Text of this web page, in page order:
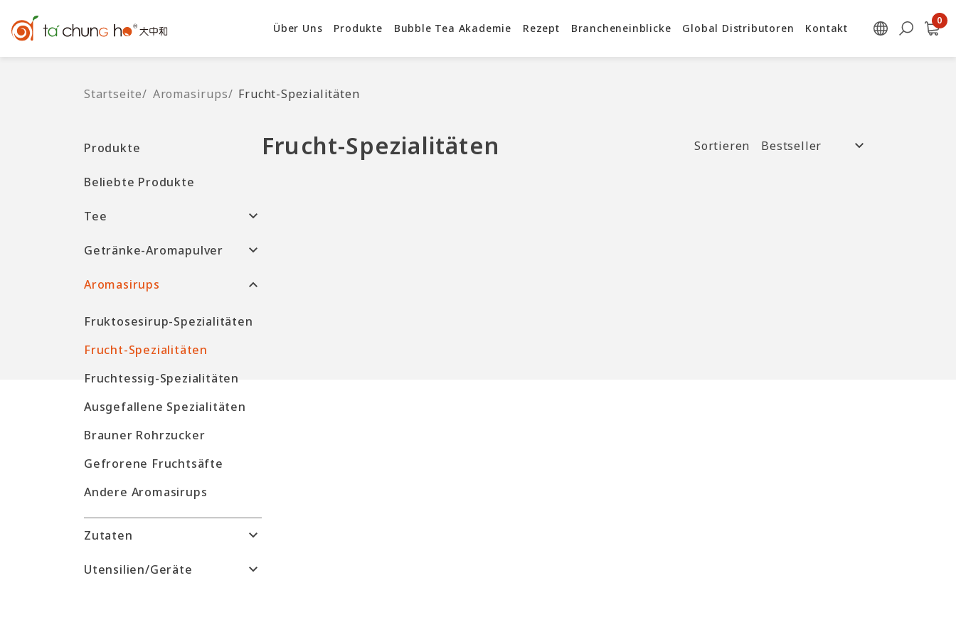
Über Uns Produkte Bubble Tea Akademie Rezept Brancheneinblicke Global Distributoren Kontakt
Startseite/ Aromasirups/ Frucht-Spezialitäten
Produkte
Beliebte Produkte
Tee
Getränke-Aromapulver
Aromasirups
Fruktosesirup-Spezialitäten
Frucht-Spezialitäten
Fruchtessig-Spezialitäten
Ausgefallene Spezialitäten
Brauner Rohrzucker
Gefrorene Fruchtsäfte
Andere Aromasirups
Zutaten
Utensilien/Geräte
Frucht-Spezialitäten Sortieren